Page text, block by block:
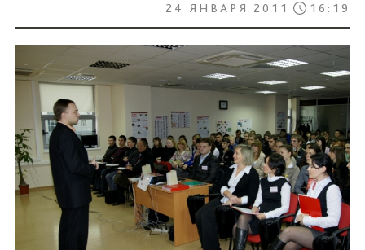
24 ЯНВАРЯ 2011 16:19